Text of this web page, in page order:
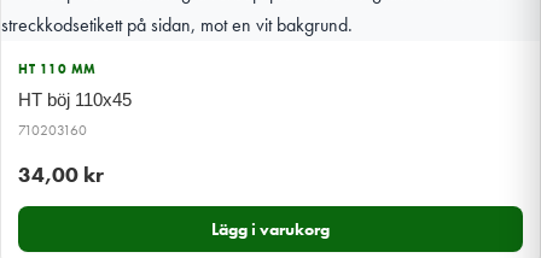
HT 110 MM
HT böj 110x45
710203160
34,00 kr
Lägg i varukorg